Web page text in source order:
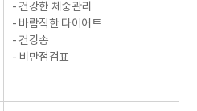
- 건강한 체중관리
- 바람직한 다이어트
- 건강송
- 비만점검표